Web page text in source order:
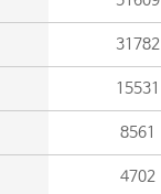
31782
15531
8561
4702